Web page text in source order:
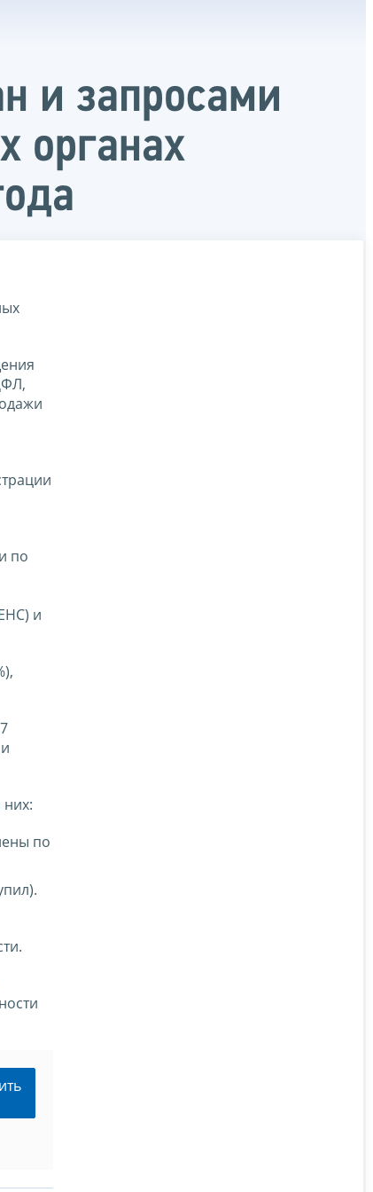
и запросами
органах
по
и
по